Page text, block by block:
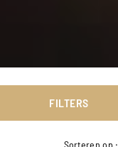
FILTERS